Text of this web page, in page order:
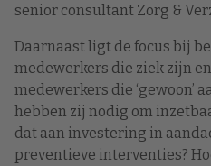
senior consultant Zorg &
Daarnaast ligt de focus bij
medewerkers die ziek zijn
medewerkers die ‘gewoon’
hebben zij nodig om
dat aan investering in
preventieve interventies?